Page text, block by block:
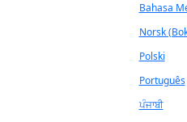
Bahasa
Norsk
Polski
Português
ਪੰਜਾਬੀ